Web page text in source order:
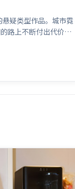
疑类型作品。城市霓
路上不断付出代价。
回扣同时完成。由王
等联袂出演。影片于
映上线，适合喜欢悬